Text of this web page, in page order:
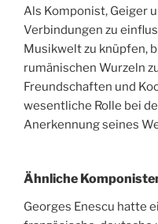
Als Komponist, Geiger
Verbindungen zu
Musikwelt zu knüpfen,
rumänischen Wurzeln
Freundschaften und
wesentliche Rolle bei
Anerkennung seines
Ähnliche
Georges Enescu hatte